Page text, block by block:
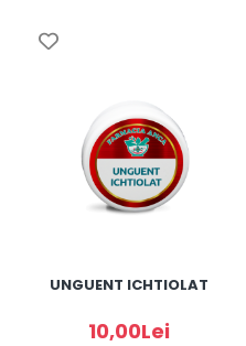
UNGUENT ICHTIOLAT
10,00Lei